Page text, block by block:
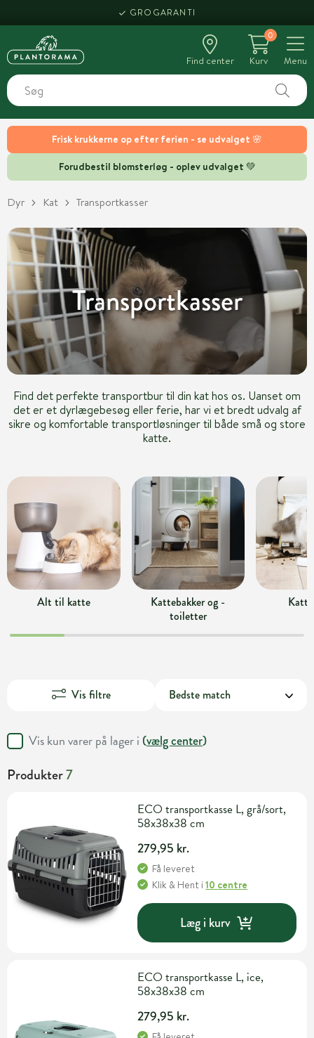
Frisk krukkerne op efter ferien - se udvalget 🌸
Forudbestil blomsterløg - oplev udvalget 💚
GROGARANTI
Find center
0
Kurv
Menu
Dyr Kat Transportkasser
Transportkasser
Find det perfekte transportbur til din kat hos os. Uanset om
det er et dyrlægebesøg eller ferie, har vi et bredt udvalg af
sikre og komfortable transportløsninger til både små og store
katte.
Alt til katte
Kattebakker og -
toiletter
Vis filtre
Vis kun varer på lager i (vælg center)
Produkter7
ECO transportkasse L, grå/sort,
58x38x38 cm
279,95 kr.
Få leveret
Klik & Hent i10 centre
Læg i kurv
ECO transportkasse L, ice,
58x38x38 cm
279,95 kr.